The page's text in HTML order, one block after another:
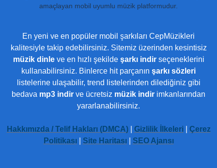
amaçlayan mobil uyumlu müzik platformudur.
En yeni ve en popüler mobil şarkıları CepMüzikleri
kalitesiyle takip edebilirsiniz. Sitemiz üzerinden kesintisiz
müzik dinleve en hızlı şekilde şarkı indirseçeneklerini
kullanabilirsiniz. Binlerce hit parçanın şarkı sözleri
listelerine ulaşabilir, trend listelerinden dilediğiniz gibi
bedava mp3 indir ve ücretsiz müzik indir imkanlarından
yararlanabilirsiniz.
Hakkımızda / Telif Hakları (DMCA)| Gizlilik İlkeleri| Çerez
Politikası| Site Haritası| SEO Ajansı